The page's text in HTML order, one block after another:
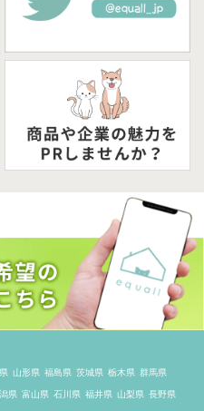
山形県 福島県 茨城県 栃木県 群馬県
県 富山県 石川県 福井県 山梨県 長野県